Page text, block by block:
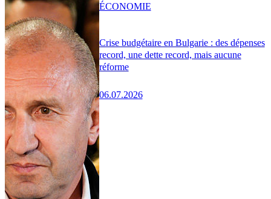
Crise budgétaire en Bulgarie : des dépenses
record, une dette record, mais aucune
réforme
06.07.2026
ÉCONOMIE